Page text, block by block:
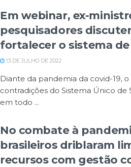
Em webinar, ex-
pesquisadores
fortalecer o sistema
13 DE JULHO DE 2022
Diante da pandemia da covid-19,
contradições do Sistema Único
em todo ...
No combate à
brasileiros driblaram
recursos com gestão